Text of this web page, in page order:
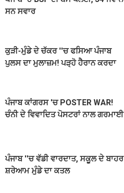
ਸਨ ਸਵਾਰ
ਕੁੜੀ-ਮੁੰਡੇ ਦੇ ਚੱਕਰ ''ਚ ਫਸਿਆ ਪੰਜਾਬ
ਪੁਲਸ ਦਾ ਮੁਲਾਜ਼ਮ! ਪੜ੍ਹੋ ਹੈਰਾਨ ਕਰਦਾ
ਪੰਜਾਬ ਕਾਂਗਰਸ 'ਚ POSTER WAR!
ਚੰਨੀ ਦੇ ਵਿਵਾਦਿਤ ਪੋਸਟਰਾਂ ਨਾਲ ਗਰਮਾਈ
ਪੰਜਾਬ ''ਚ ਵੱਡੀ ਵਾਰਦਾਤ, ਸਕੂਲ ਦੇ ਬਾਹਰ
ਸ਼ਰੇਆਮ ਮੁੰਡੇ ਦਾ ਕਤਲ